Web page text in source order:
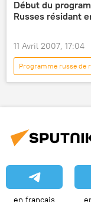
Début du
Russes résidant
11 Avril 2007, 17:04
Programme russe de
Société